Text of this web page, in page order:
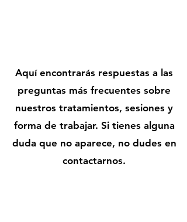
Aquí encontrarás respuestas a las
preguntas más frecuentes sobre
nuestros tratamientos, sesiones y
forma de trabajar. Si tienes alguna
duda que no aparece, no dudes en
contactarnos.